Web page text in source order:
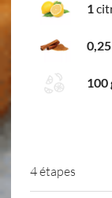
1
100
4 étapes